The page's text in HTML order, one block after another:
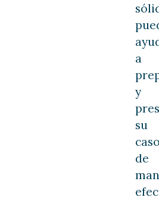
a
y
su
de